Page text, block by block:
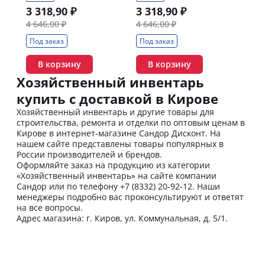
3 318,90 ₽
4 646,00 ₽
Под заказ
В корзину
3 318,90 ₽
4 646,00 ₽
Под заказ
В корзину
Хозяйственный инвентарь
купить с доставкой в Кирове
Хозяйственный инвентарь и другие товары для
строительства, ремонта и отделки по оптовым ценам в
Кирове в интернет-магазине Сандор Дисконт. На
нашем сайте представлены товары популярных в
России производителей и брендов.
Оформляйте заказ на продукцию из категории
«Хозяйственный инвентарь» на сайте компании
Сандор или по телефону +7 (8332) 20-92-12. Наши
менеджеры подробно вас проконсультируют и ответят
на все вопросы.
Адрес магазина: г. Киров, ул. Коммунальная, д. 5/1.